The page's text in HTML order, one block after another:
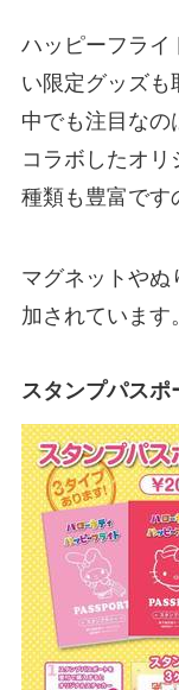
ハッピーフライ
い限定グッズも
中でも注目なの
コラボしたオリ
種類も豊富です
マグネットやぬ
加されています。
スタンプパスポ